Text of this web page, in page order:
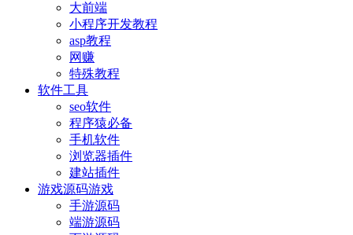
大前端
小程序开发教程
asp教程
网赚
特殊教程
软件工具
seo软件
程序猿必备
手机软件
浏览器插件
建站插件
游戏源码游戏
手游源码
端游源码